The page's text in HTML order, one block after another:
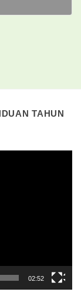
TAHUN
02:52